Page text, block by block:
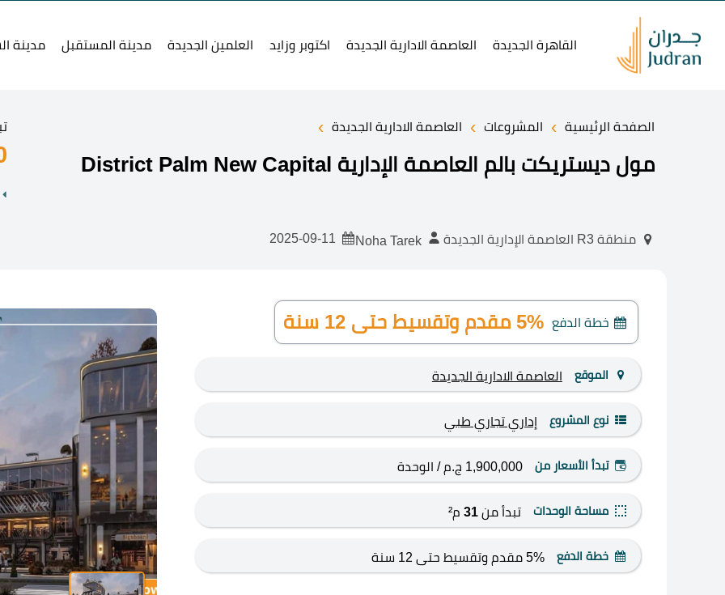
القاهرة الجديدة العاصمة الادارية الجديدة اكتوبر وزايد العلمين الجديدة مدينة المستقبل مدينة
الصفحة الرئيسية › المشروعات › العاصمة الادارية الجديدة ›
مول ديستريكت بالم العاصمة الإدارية District Palm New Capital
منطقة R3 العاصمة الإدارية الجديدة Noha Tarek
خطة الدفع 5% مقدم وتقسيط حتى 12 سنة
الموقع العاصمة الادارية الجديدة
نوع المشروع إداريتجاري طبي
تبدأ الأسعار من 1,900,000 ج.م / الوحدة
مساحة الوحدات تبدأ من31 م²
خطة الدفع 5% مقدم وتقسيط حتى 12 سنة